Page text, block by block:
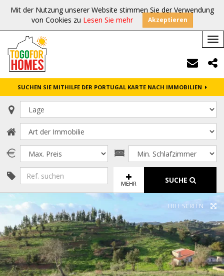
Mit der Nutzung unserer Website stimmen Sie der Verwendung
von Cookies zu Lesen Sie mehr Akzeptieren
SUCHEN SIE MITHILFE DER PORTUGAL KARTE NACH IMMOBILIEN
MEHR SUCHE
FULL SCREEN